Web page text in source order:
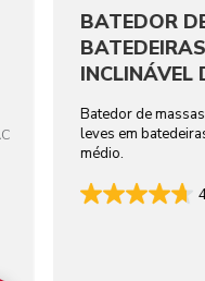
BATEDOR
INCLINÁVEL
Batedor de
leves em
médio.